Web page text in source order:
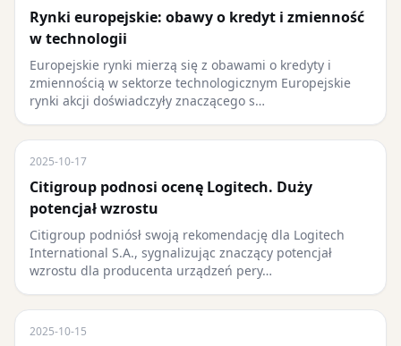
Rynki europejskie: obawy o kredyt i zmienność
w technologii
Europejskie rynki mierzą się z obawami o kredyty i
zmiennością w sektorze technologicznym Europejskie
rynki akcji doświadczyły znaczącego s…
2025-10-17
Citigroup podnosi ocenę Logitech. Duży
potencjał wzrostu
Citigroup podniósł swoją rekomendację dla Logitech
International S.A., sygnalizując znaczący potencjał
wzrostu dla producenta urządzeń pery…
2025-10-15